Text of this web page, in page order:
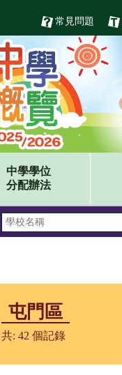
常見問題
中學學位
分配辦法
屯門區
共: 42 個記錄